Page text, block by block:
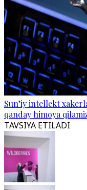
Sun’iy intellekt
qanday himoya
TAVSIYA ETILADI